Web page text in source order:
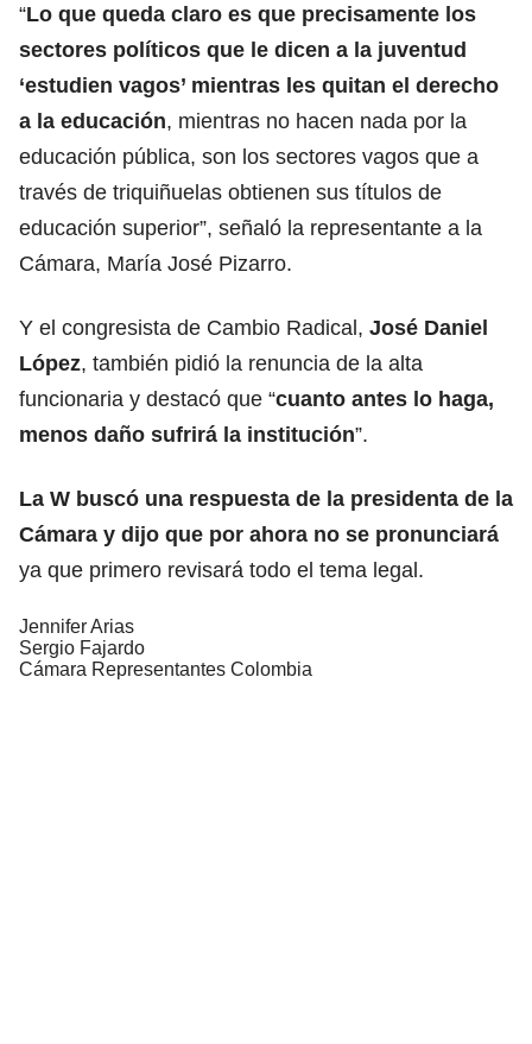
“Lo que queda claro es que precisamente los
sectores políticos que le dicen a la juventud
‘estudien vagos’ mientras les quitan el derecho
a la educación, mientras no hacen nada por la
educación pública, son los sectores vagos que a
través de triquiñuelas obtienen sus títulos de
educación superior”, señaló la representante a la
Cámara, María José Pizarro.
Y el congresista de Cambio Radical, José Daniel
López, también pidió la renuncia de la alta
funcionaria y destacó que “cuanto antes lo haga,
menos daño sufrirá la institución”.
La W buscó una respuesta de la presidenta de la
Cámara y dijo que por ahora no se pronunciará
ya que primero revisará todo el tema legal.
Jennifer Arias
Sergio Fajardo
Cámara Representantes Colombia